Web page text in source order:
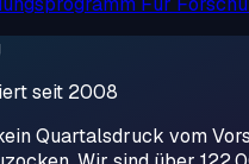
seit 2008
Quartalsdruck vom